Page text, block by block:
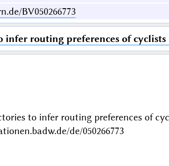
BV050266773
routing preferences of cyclists
to infer routing preferences of
de/050266773